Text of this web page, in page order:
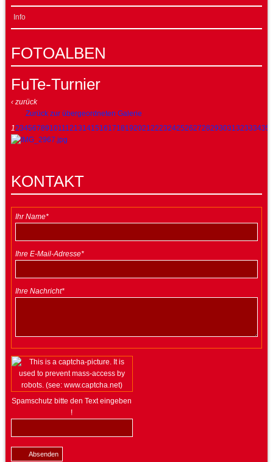
Info
FOTOALBEN
FuTe-Turnier
‹ zurück
Zurück zur übergeordneten Galerie
1234567891011121314151617181920212223242526272829303132333435
KONTAKT
Ihr Name*
Ihre E-Mail-Adresse*
Ihre Nachricht*
Spamschutz bitte den Text eingeben
!